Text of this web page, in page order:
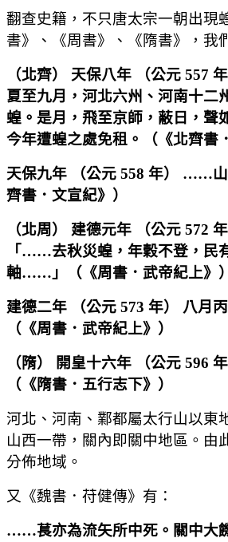
翻查史籍，不只唐太宗一朝出現
書》、《周書》、《隋書》，我
（北齊） 天保八年 （公元 557 年
夏至九月，河北六州、河南十二
蝗。是月，飛至京師，蔽日，聲
今年遭蝗之處免租。
（ 《北齊書
天保九年 （公元 558 年） ……
齊書．文宣紀》 ）
（北周 ） 建德元年 （公元 572 年
「……去秋災蝗，年穀不登，民
軸…… 」 （ 《周書．武帝紀上》 ）
建德二年 （公元 573 年） 八月
（ 《周書．武帝紀上》 ）
（隋） 開皇十六年 （公元 596 年
（ 《隋書．五行志下》 ）
河北、河南、鄴都屬太行山以東
山西一帶，關內即關中地區。由
分佈地域。
又《魏書．苻健傳》有：
……萇亦為流矢所中死。關中大